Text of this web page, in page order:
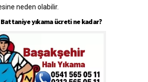
neden olabilir.
yıkama ücreti ne kadar?